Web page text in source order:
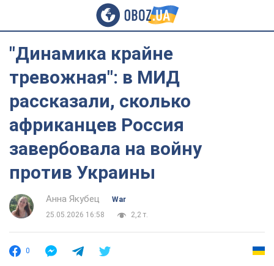
"Динамика крайне
тревожная": в МИД
рассказали, сколько
африканцев Россия
завербовала на войну
против Украины
Анна Якубец
War
25.05.2026 16:58
2,2 т.
0